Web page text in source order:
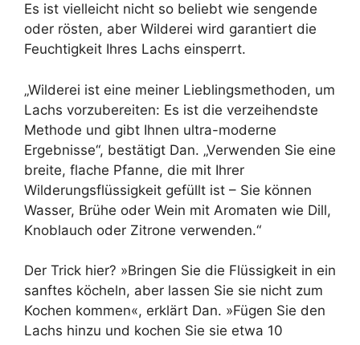
Es ist vielleicht nicht so beliebt wie sengende
oder rösten, aber Wilderei wird garantiert die
Feuchtigkeit Ihres Lachs einsperrt.
„Wilderei ist eine meiner Lieblingsmethoden, um
Lachs vorzubereiten: Es ist die verzeihendste
Methode und gibt Ihnen ultra-moderne
Ergebnisse“, bestätigt Dan. „Verwenden Sie eine
breite, flache Pfanne, die mit Ihrer
Wilderungsflüssigkeit gefüllt ist – Sie können
Wasser, Brühe oder Wein mit Aromaten wie Dill,
Knoblauch oder Zitrone verwenden.“
Der Trick hier? »Bringen Sie die Flüssigkeit in ein
sanftes köcheln, aber lassen Sie sie nicht zum
Kochen kommen«, erklärt Dan. »Fügen Sie den
Lachs hinzu und kochen Sie sie etwa 10